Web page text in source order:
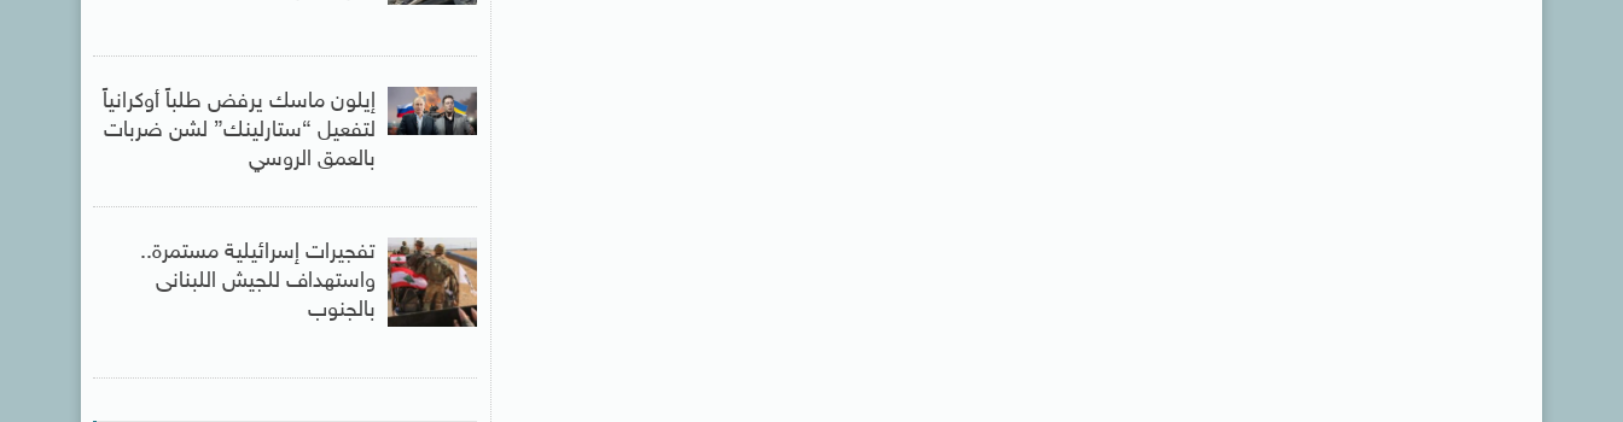
إيلون ماسك يرفض طلباً أوكرانياً
لتفعيل “ستارلينك” لشن ضربات
بالعمق الروسي
تفجيرات إسرائيلية مستمرة..
واستهداف للجيش اللبنانى
بالجنوب